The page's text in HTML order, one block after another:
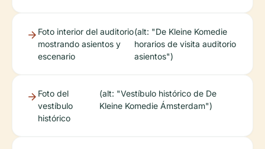
Foto interior del auditorio
mostrando asientos y
escenario
(alt: "De Kleine Komedie
horarios de visita auditorio
asientos")
Foto del
vestíbulo
histórico
(alt: "Vestíbulo histórico de De
Kleine Komedie Ámsterdam")